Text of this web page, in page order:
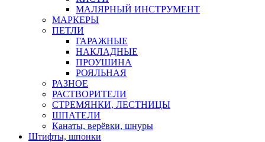
МАЛЯРНЫЙ ИНСТРУМЕНТ
МАРКЕРЫ
ПЕТЛИ
ГАРАЖНЫЕ
НАКЛАДНЫЕ
ПРОУШИНА
РОЯЛЬНАЯ
РАЗНОЕ
РАСТВОРИТЕЛИ
СТРЕМЯНКИ, ЛЕСТНИЦЫ
ШПАТЕЛИ
Канаты, верёвки, шнуры
Штифты, шпонки